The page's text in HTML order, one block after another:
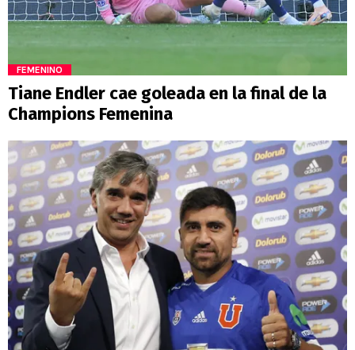
FEMENINO
Tiane Endler cae goleada en la final de la
Champions Femenina